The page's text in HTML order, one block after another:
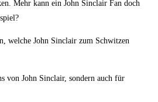
Mehr kann ein John Sinclair Fan doch
welche John Sinclair zum Schwitzen
von John Sinclair, sondern auch für